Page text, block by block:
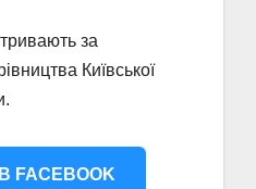
за
Київської